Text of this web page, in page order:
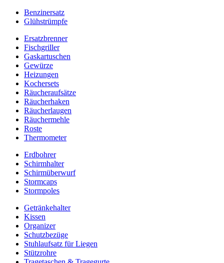
Benzinersatz
Glühstrümpfe
Ersatzbrenner
Fischgriller
Gaskartuschen
Gewürze
Heizungen
Kochersets
Räucheraufsätze
Räucherhaken
Räucherlaugen
Räuchermehle
Roste
Thermometer
Erdbohrer
Schirmhalter
Schirmüberwurf
Stormcaps
Stormpoles
Getränkehalter
Kissen
Organizer
Schutzbezüge
Stuhlaufsatz für Liegen
Stützrohre